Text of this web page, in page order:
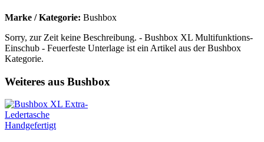
Marke / Kategorie: Bushbox
Sorry, zur Zeit keine Beschreibung. - Bushbox XL Multifunktions-
Einschub - Feuerfeste Unterlage ist ein Artikel aus der Bushbox
Kategorie.
Weiteres aus Bushbox